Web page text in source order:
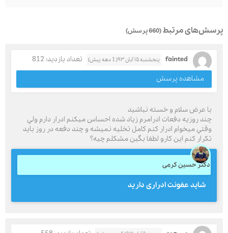
پرسش‌های مرتبط(660 پرسش)
fainted پنجشنبه ۱۵ آبان ۹۳( 1 دهه پیش)
تعداد بازدید: 812
مشاهده پرسش
با عرض سلام و خسته نباشيد
چند روزيه دفعات ادرامرم زياد شده احساس ميكنم ادرار دارم ولي
وقتي ميخوام ادرار كنم كامل تخليه نميشه و چند دفعه در روز بايد
تكرار كنم اين كارو لطفا بگين مشكلم چيه؟
دکتر حسین کرمی
شاید عفونت ادراری دارید